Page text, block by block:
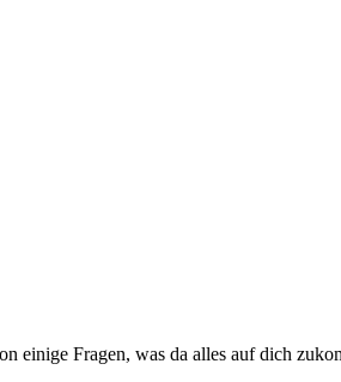
einige Fragen, was da alles auf dich